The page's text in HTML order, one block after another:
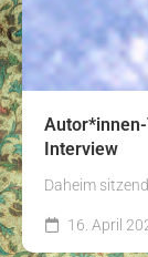
Interview
Daheim
16. April